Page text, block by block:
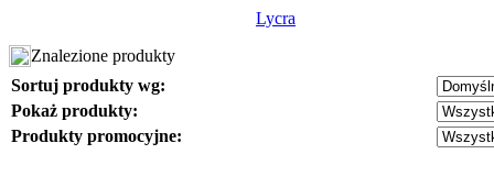
Lycra
Znalezione produkty
Sortuj produkty wg:
Pokaż produkty:
Produkty promocyjne: